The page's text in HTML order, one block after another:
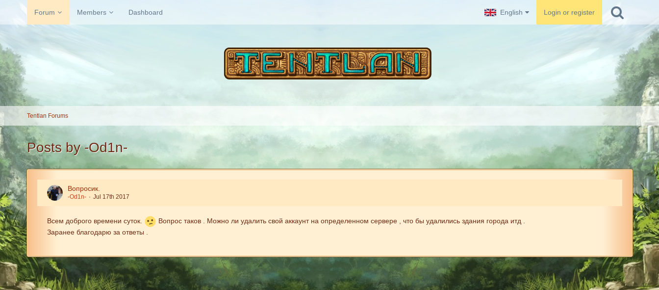
Forum Members Dashboard English Login or register
Tentlan Forums
Posts by -Od1n-
Вопросик.
-Od1n- Jul 17th 2017
Всем доброго времени суток.
Вопрос таков . Можно ли удалить свой аккаунт на определенном сервере , что бы удалились здания города итд .
Заранее благодарю за ответы .